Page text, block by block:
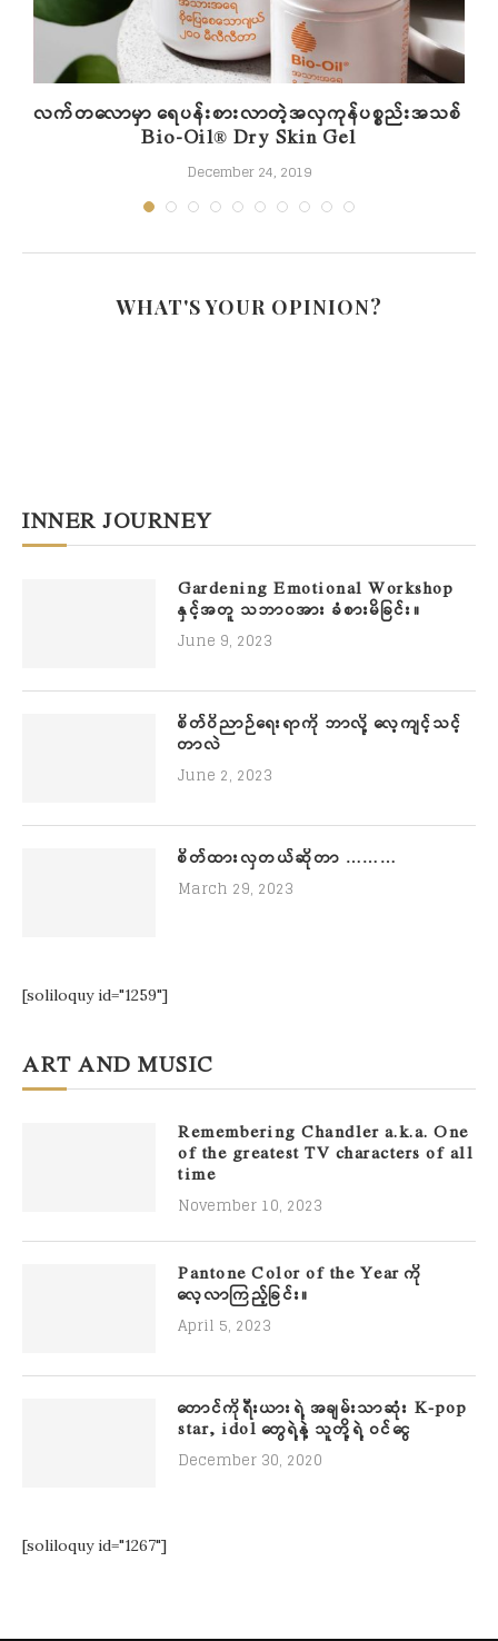
လက်တလောမှာ ရေပန်းစားလာတဲ့အလှကုန်ပစ္စည်းအသစ်
Bio-Oil® Dry Skin Gel
December 24, 2019
WHAT'S YOUR OPINION?
INNER JOURNEY
Gardening Emotional Workshop
နှင့်အတူ သဘာဝအား ခံစားမိခြင်း။
June 9, 2023
စိတ်ဝိညာဉ်ရေးရာကို ဘာလို့ လေ့ကျင့်သင့်
တာလဲ
June 2, 2023
စိတ်ထားလှတယ်ဆိုတာ ………
March 29, 2023
[soliloquy id="1259"]
ART AND MUSIC
Remembering Chandler a.k.a. One
of the greatest TV characters of all
time
November 10, 2023
Pantone Color of the Year ကို
လေ့လာကြည့်ခြင်း။
April 5, 2023
တောင်ကိုရီးယားရဲ့ အချမ်းသာဆုံး K-pop
star, idol တွေရဲ့နဲ့ သူတို့ရဲ့ ဝင်ငွေ
December 30, 2020
[soliloquy id="1267"]